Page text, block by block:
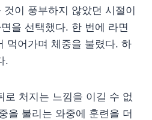
이 풍부하지 않았던 시절이
을 선택했다. 한 번에 라면
먹어가며 체중을 불렸다. 하
.
로 처지는 느낌을 이길 수 없
을 불리는 와중에 훈련을 더